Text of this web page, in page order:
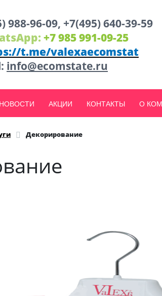
988-96-09, +7(495) 640-39-59
+7 985 991-09-25
t.me/valexaecomstat
info@ecomstate.ru
НОВОСТИ АКЦИИ КОНТАКТЫ О
Декорирование